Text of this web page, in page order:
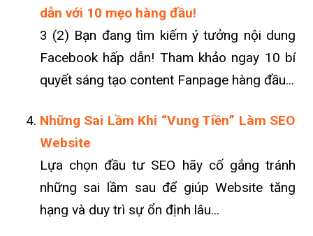
dẫn với 10 mẹo hàng đầu!
3 (2) Bạn đang tìm kiếm ý tưởng nội dung
Facebook hấp dẫn! Tham khảo ngay 10 bí
quyết sáng tạo content Fanpage hàng đầu...
Những Sai Lầm Khi “Vung Tiền” Làm SEO
Website
Lựa chọn đầu tư SEO hãy cố gắng tránh
những sai lầm sau để giúp Website tăng
hạng và duy trì sự ổn định lâu...